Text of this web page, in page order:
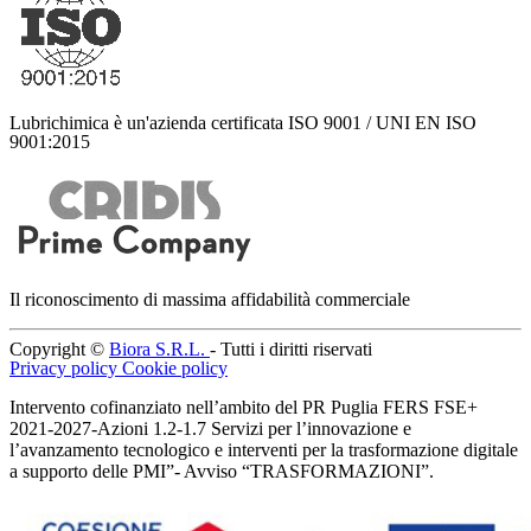
Lubrichimica è un'azienda certificata ISO 9001 / UNI EN ISO
9001:2015
Il riconoscimento di massima affidabilità commerciale
Copyright © Biora S.R.L. - Tutti i diritti riservati
Privacy policy Cookie policy
Intervento cofinanziato nell’ambito del PR Puglia FERS FSE+
2021-2027-Azioni 1.2-1.7 Servizi per l’innovazione e
l’avanzamento tecnologico e interventi per la trasformazione digitale
a supporto delle PMI”- Avviso “TRASFORMAZIONI”.